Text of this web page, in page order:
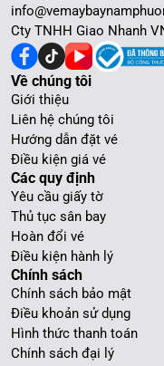
Chính sách
Chính sách bảo mật
Điều khoản sử dụng
Hình thức thanh toán
Chính sách đại lý
Các quy định
Yêu cầu giấy tờ
Thủ tục sân bay
Hoàn đổi vé
Điều kiện hành lý
Về chúng tôi
Giới thiệu
Liên hệ chúng tôi
Hướng dẫn đặt vé
Điều kiện giá vé
Cty TNHH Giao Nhanh